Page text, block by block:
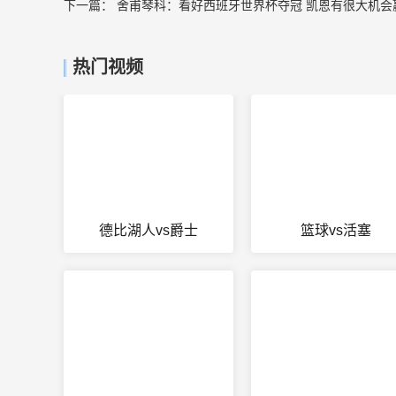
下一篇： 舍甫琴科：看好西班牙世界杯夺冠 凯恩有很大机
热门视频
德比湖人vs爵士 篮球vs活塞